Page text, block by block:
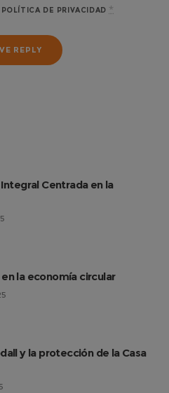
POLÍTICA DE PRIVACIDAD *
Centrada en la
la economía circular
y la protección de la Casa